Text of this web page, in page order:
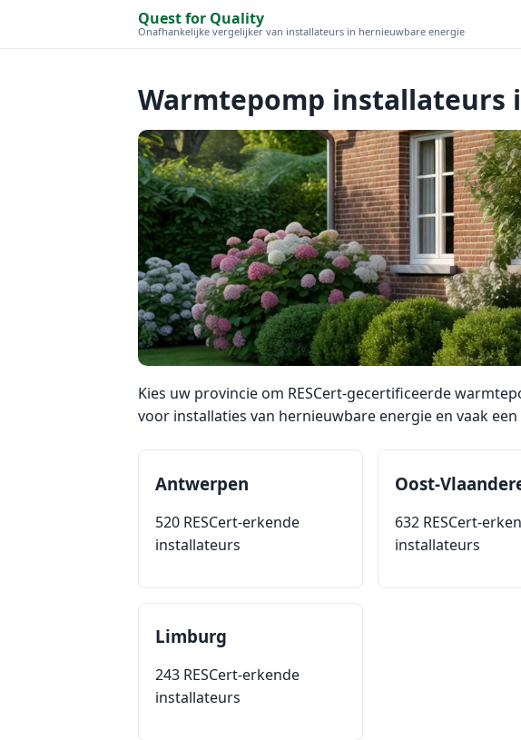
Quest for Quality
Onafhankelijke vergelijker van installateurs in hernieuwbare energie
Warmtepomp installateurs
Kies uw provincie om RESCert-gecertificeerde
voor installaties van hernieuwbare energie en vaak
Antwerpen
520 RESCert-erkende
installateurs
Oost-
632 RESCert-
installateurs
Limburg
243 RESCert-erkende
installateurs